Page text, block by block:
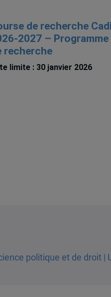
de recherche
2027 –
recherche
limite : 30 janvier 2026